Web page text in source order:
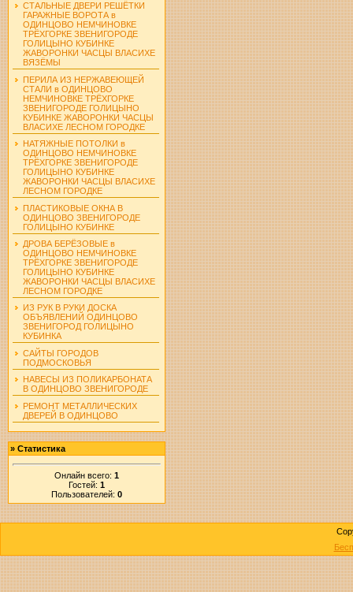
СТАЛЬНЫЕ ДВЕРИ РЕШЁТКИ
ГАРАЖНЫЕ ВОРОТА в
ОДИНЦОВО НЕМЧИНОВКЕ
ТРЁХГОРКЕ ЗВЕНИГОРОДЕ
ГОЛИЦЫНО КУБИНКЕ
ЖАВОРОНКИ ЧАСЦЫ ВЛАСИХЕ
ВЯЗЁМЫ
ПЕРИЛА ИЗ НЕРЖАВЕЮЩЕЙ
СТАЛИ в ОДИНЦОВО
НЕМЧИНОВКЕ ТРЁХГОРКЕ
ЗВЕНИГОРОДЕ ГОЛИЦЫНО
КУБИНКЕ ЖАВОРОНКИ ЧАСЦЫ
ВЛАСИХЕ ЛЕСНОМ ГОРОДКЕ
НАТЯЖНЫЕ ПОТОЛКИ в
ОДИНЦОВО НЕМЧИНОВКЕ
ТРЁХГОРКЕ ЗВЕНИГОРОДЕ
ГОЛИЦЫНО КУБИНКЕ
ЖАВОРОНКИ ЧАСЦЫ ВЛАСИХЕ
ЛЕСНОМ ГОРОДКЕ
ПЛАСТИКОВЫЕ ОКНА В
ОДИНЦОВО ЗВЕНИГОРОДЕ
ГОЛИЦЫНО КУБИНКЕ
ДРОВА БЕРЁЗОВЫЕ в
ОДИНЦОВО НЕМЧИНОВКЕ
ТРЁХГОРКЕ ЗВЕНИГОРОДЕ
ГОЛИЦЫНО КУБИНКЕ
ЖАВОРОНКИ ЧАСЦЫ ВЛАСИХЕ
ЛЕСНОМ ГОРОДКЕ
ИЗ РУК В РУКИ ДОСКА
ОБЪЯВЛЕНИЙ ОДИНЦОВО
ЗВЕНИГОРОД ГОЛИЦЫНО
КУБИНКА
САЙТЫ ГОРОДОВ
ПОДМОСКОВЬЯ
НАВЕСЫ ИЗ ПОЛИКАРБОНАТА
В ОДИНЦОВО ЗВЕНИГОРОДЕ
РЕМОНТ МЕТАЛЛИЧЕСКИХ
ДВЕРЕЙ В ОДИНЦОВО
» Статистика
Онлайн всего: 1
Гостей: 1
Пользователей: 0